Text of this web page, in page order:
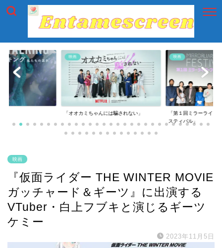
映画
「第１回ミラーライアーフィルムズ・フェ
映画
「第一回横浜国際映画
映画
『仮面ライダー THE WINTER MOVIE
ガッチャード＆ギーツ』に出演する
VTuber・白上フブキと演じるギーツ
ケミー
2023年11月5日